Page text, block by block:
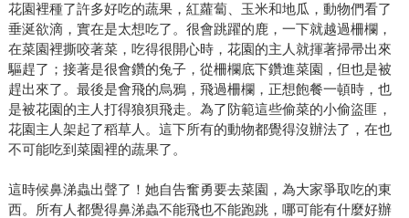
花園裡種了許多好吃的蔬果，紅蘿蔔、玉米和地瓜，動物們看了
垂涎欲滴，實在是太想吃了。很會跳躍的鹿，一下就越過柵欄，
在菜園裡撕咬著菜，吃得很開心時，花園的主人就揮著掃帚出來
驅趕了；接著是很會鑽的兔子，從柵欄底下鑽進菜園，但也是被
趕出來了。最後是會飛的烏鴉，飛過柵欄，正想飽餐一頓時，也
是被花園的主人打得狼狽飛走。為了防範這些偷菜的小偷盜匪，
花園主人架起了稻草人。這下所有的動物都覺得沒辦法了，在也
不可能吃到菜園裡的蔬果了。
這時候鼻涕蟲出聲了！她自告奮勇要去菜園，為大家爭取吃的東
西。所有人都覺得鼻涕蟲不能飛也不能跑跳，哪可能有什麼好辦